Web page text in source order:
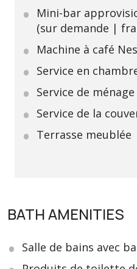
Mini-bar
(sur demande |
Machine à café
Service en
Service de
Service de la
Terrasse meublée
BATH AMENITIES
Salle de bains avec